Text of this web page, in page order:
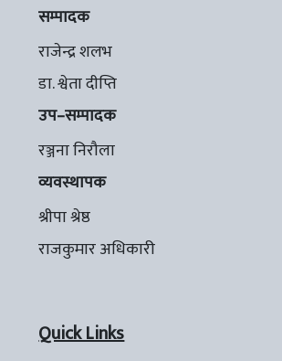
सम्पादक
राजेन्द्र शलभ
डा. श्वेता दीप्ति
उप–सम्पादक
रञ्जना निरौला
व्यवस्थापक
श्रीपा श्रेष्ठ
राजकुमार अधिकारी
Quick Links